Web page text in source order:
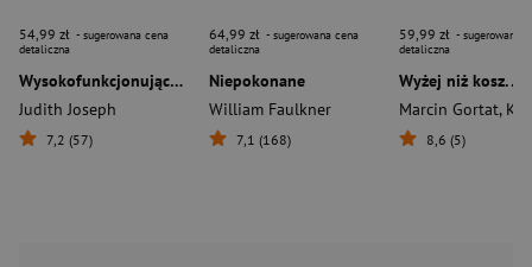
54,99 zł - sugerowana cena
detaliczna
Wysokofunkcjonująca depresja. 5 kroków ku zdrowiu
Judith Joseph
7,2 (57)
64,99 zł - sugerowana cena
detaliczna
Niepokonane
William Faulkner
7,1 (168)
59,99 zł - sugerowana
detaliczna
Marcin Gortat, Krystyna
8,6 (5)